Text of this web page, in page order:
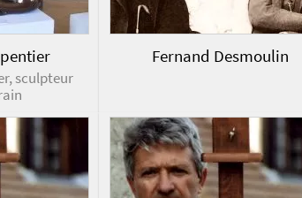
sculpteur
Fernand Desmoulin